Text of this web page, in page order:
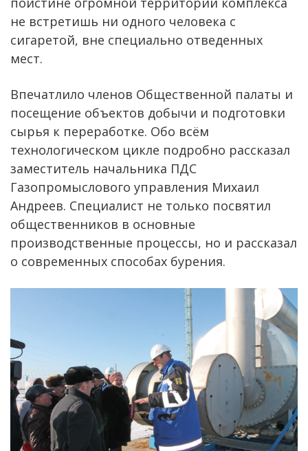
не встретишь ни одного человека с
сигаретой, вне специально отведенных
мест.
Впечатлило членов Общественной палаты и
посещение объектов добычи и подготовки
сырья к переработке. Обо всём
технологическом цикле подробно рассказал
заместитель начальника ПДС
Газопромыслового управления Михаил
Андреев. Специалист не только посвятил
общественников в основные
производственные процессы, но и рассказал
о современных способах бурения.